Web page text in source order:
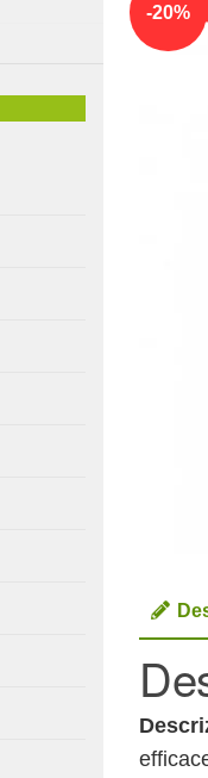
-20%